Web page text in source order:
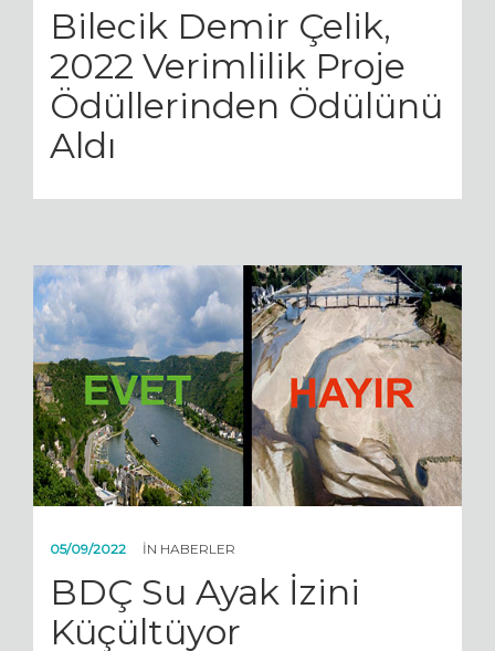
Bilecik Demir Çelik,
2022 Verimlilik Proje
Ödüllerinden Ödülünü
Aldı
05/09/2022 IN HABERLER
BDÇ Su Ayak İzini
Küçültüyor